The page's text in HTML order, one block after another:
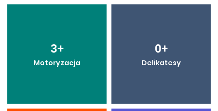
3+
Motoryzacja
0+
Delikatesy